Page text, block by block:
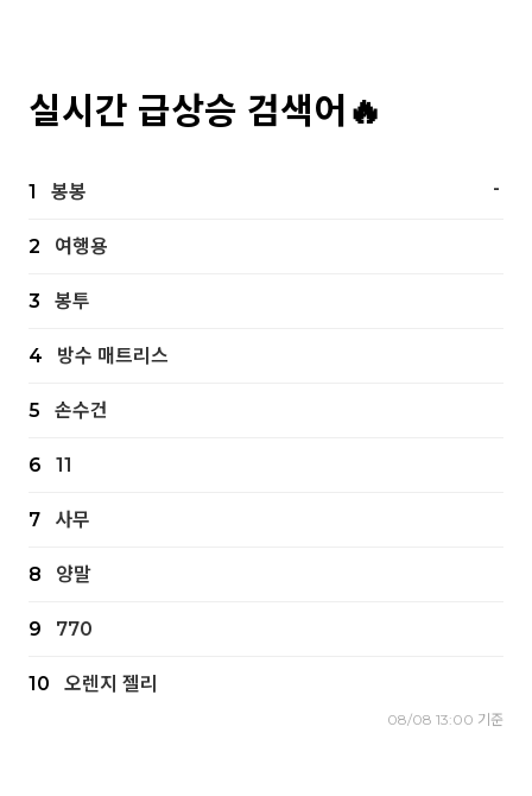
실시간 급상승 검색어🔥
1 봉봉 -
2 여행용
3 봉투
4 방수 매트리스
5 손수건
6 11
7 사무
8 양말
9 770
10 오렌지 젤리
08/08 13:00 기준